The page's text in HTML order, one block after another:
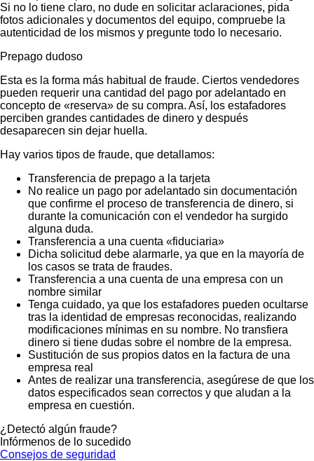
Si no lo tiene claro, no dude en solicitar aclaraciones, pida
fotos adicionales y documentos del equipo, compruebe la
autenticidad de los mismos y pregunte todo lo necesario.
Prepago dudoso
Esta es la forma más habitual de fraude. Ciertos vendedores
pueden requerir una cantidad del pago por adelantado en
concepto de «reserva» de su compra. Así, los estafadores
perciben grandes cantidades de dinero y después
desaparecen sin dejar huella.
Hay varios tipos de fraude, que detallamos:
Transferencia de prepago a la tarjeta
No realice un pago por adelantado sin documentación
que confirme el proceso de transferencia de dinero, si
durante la comunicación con el vendedor ha surgido
alguna duda.
Transferencia a una cuenta «fiduciaria»
Dicha solicitud debe alarmarle, ya que en la mayoría de
los casos se trata de fraudes.
Transferencia a una cuenta de una empresa con un
nombre similar
Tenga cuidado, ya que los estafadores pueden ocultarse
tras la identidad de empresas reconocidas, realizando
modificaciones mínimas en su nombre. No transfiera
dinero si tiene dudas sobre el nombre de la empresa.
Sustitución de sus propios datos en la factura de una
empresa real
Antes de realizar una transferencia, asegúrese de que los
datos especificados sean correctos y que aludan a la
empresa en cuestión.
¿Detectó algún fraude?
Infórmenos de lo sucedido
Consejos de seguridad